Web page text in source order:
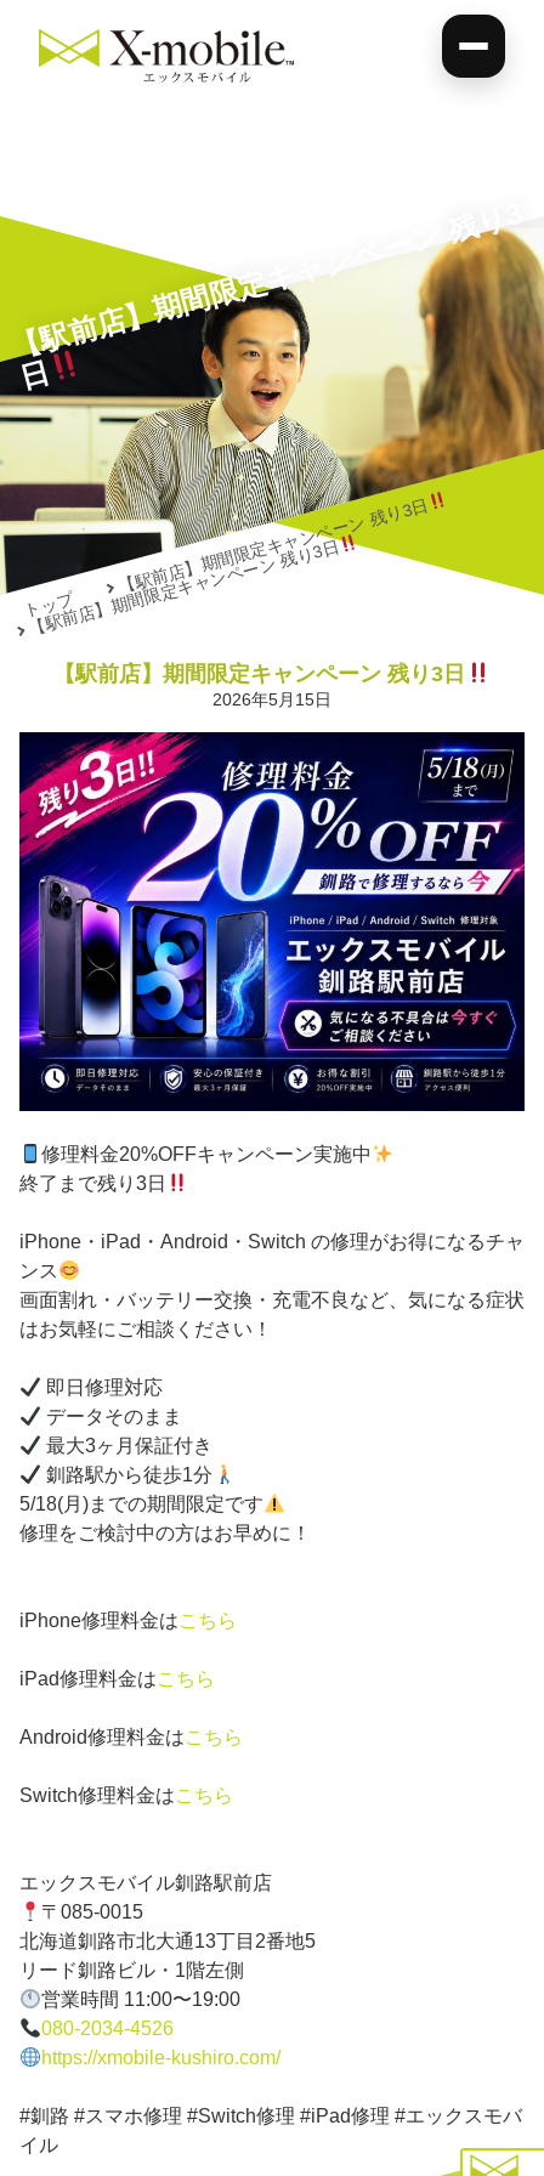
【
駅
前
店
】
期
間
限
定
キ
ャ
ン
ペ
ー
ン
残
り
3
日
トップ
【駅前店】期間限定キャンペーン 残り3日
【駅前店】期間限定キャンペーン 残り3日
【駅前店】期間限定キャンペーン 残り3日
2026年5月15日
修理料金20%OFFキャンペーン実施中
終了まで残り3日
iPhone・iPad・Android・Switch の修理がお得になるチャ
ンス
画面割れ・バッテリー交換・充電不良など、気になる症状
はお気軽にご相談ください！
即日修理対応
データそのまま
最大3ヶ月保証付き
釧路駅から徒歩1分
5/18(月)までの期間限定です
修理をご検討中の方はお早めに！
iPhone修理料金はこちら
iPad修理料金はこちら
Android修理料金はこちら
Switch修理料金はこちら
エックスモバイル釧路駅前店
〒085-0015
北海道釧路市北大通13丁目2番地5
リード釧路ビル・1階左側
営業時間 11:00〜19:00
080-2034-4526
https://xmobile-kushiro.com/
#釧路 #スマホ修理 #Switch修理 #iPad修理 #エックスモバ
イル